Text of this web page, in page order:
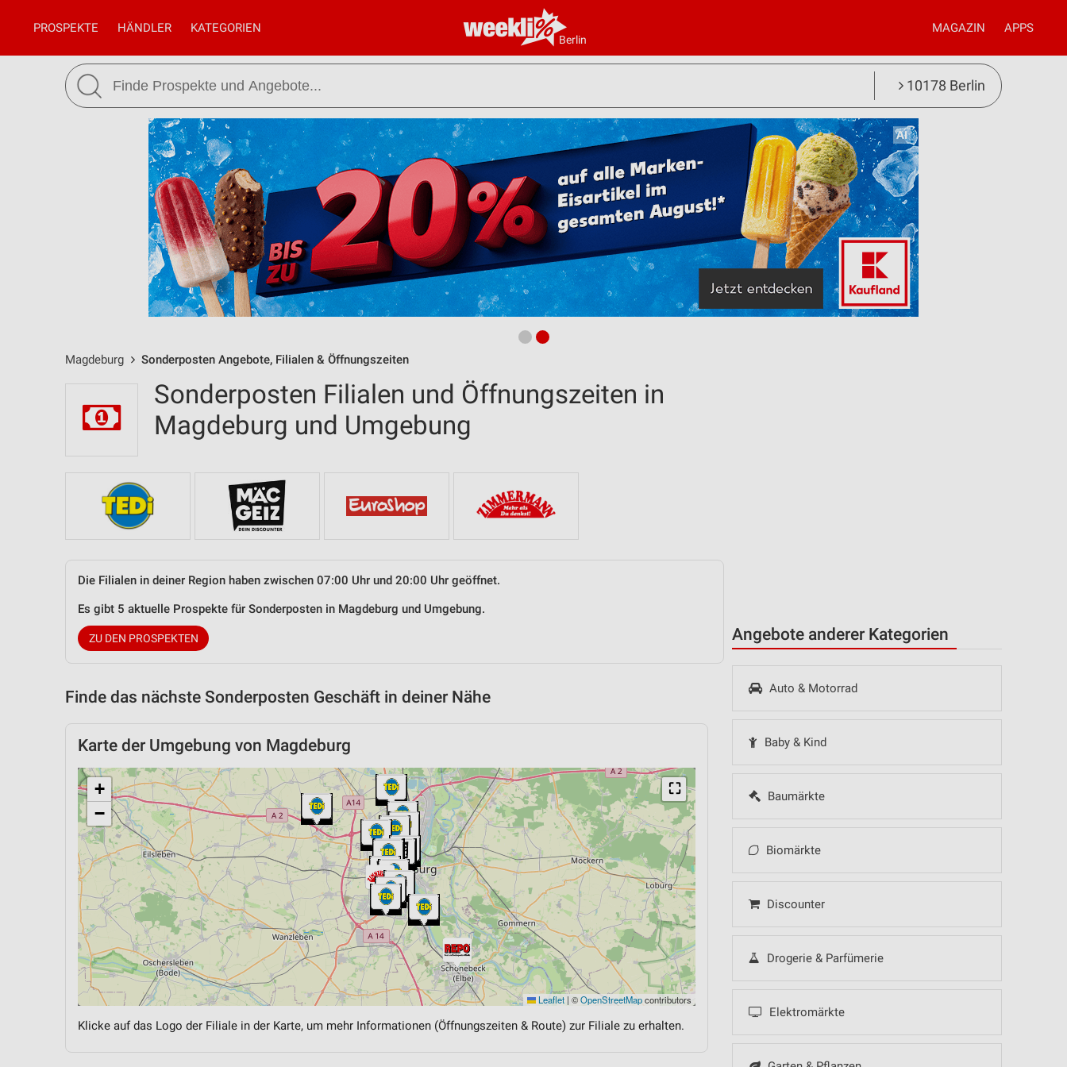
Berlin
PROSPEKTE HÄNDLER KATEGORIEN MAGAZIN APPS
10178 Berlin
Magdeburg Sonderposten Angebote, Filialen & Öffnungszeiten
Angebote anderer Kategorien
Auto & Motorrad
Baby & Kind
Baumärkte
Biomärkte
Discounter
Drogerie & Parfümerie
Elektromärkte
Sonderposten Filialen und Öffnungszeiten in
Magdeburg und Umgebung
Die Filialen in deiner Region haben zwischen 07:00 Uhr und 20:00 Uhr geöffnet.
Es gibt 5 aktuelle Prospekte für Sonderposten in Magdeburg und Umgebung.
ZU DEN PROSPEKTEN
Finde das nächste Sonderposten Geschäft in deiner Nähe
Karte der Umgebung von Magdeburg
⛶
+
−
Leaflet | ©OpenStreetMapcontributors
Klicke auf das Logo der Filiale in der Karte, um mehr Informationen (Öffnungszeiten & Route) zur Filiale zu erhalten.